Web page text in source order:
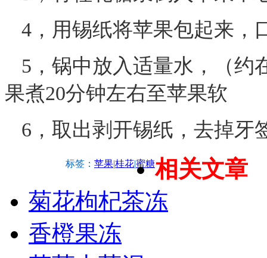
4，用锡纸将苹果包起来，
5，锅中放入适量水，（约
果煮20分钟左右至苹果软
6，取出剥开锡纸，去掉牙
标签： 苹果|桂花|蜜糖相关文章
菊花枸杞茶冻
香橙果冻